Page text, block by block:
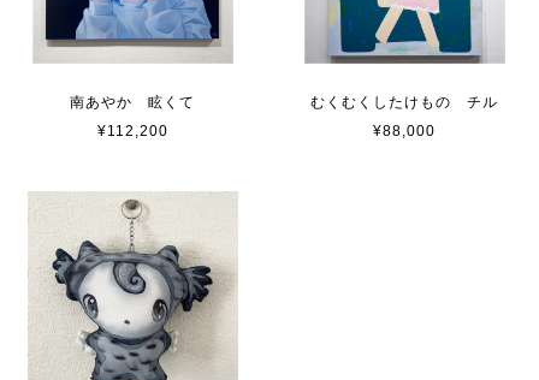
南あやか 眩くて
¥112,200
むくむくしたけもの チル
¥88,000